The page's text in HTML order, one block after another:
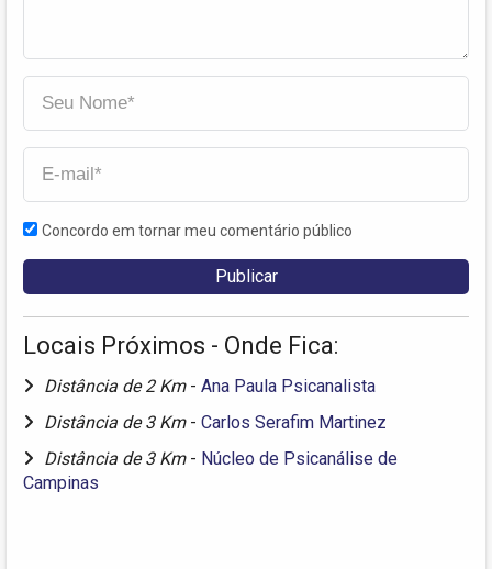
Concordo em tornar meu comentário público
Locais Próximos - Onde Fica:
Distância de 2 Km - Ana Paula Psicanalista
Distância de 3 Km - Carlos Serafim Martinez
Distância de 3 Km - Núcleo de Psicanálise de
Campinas